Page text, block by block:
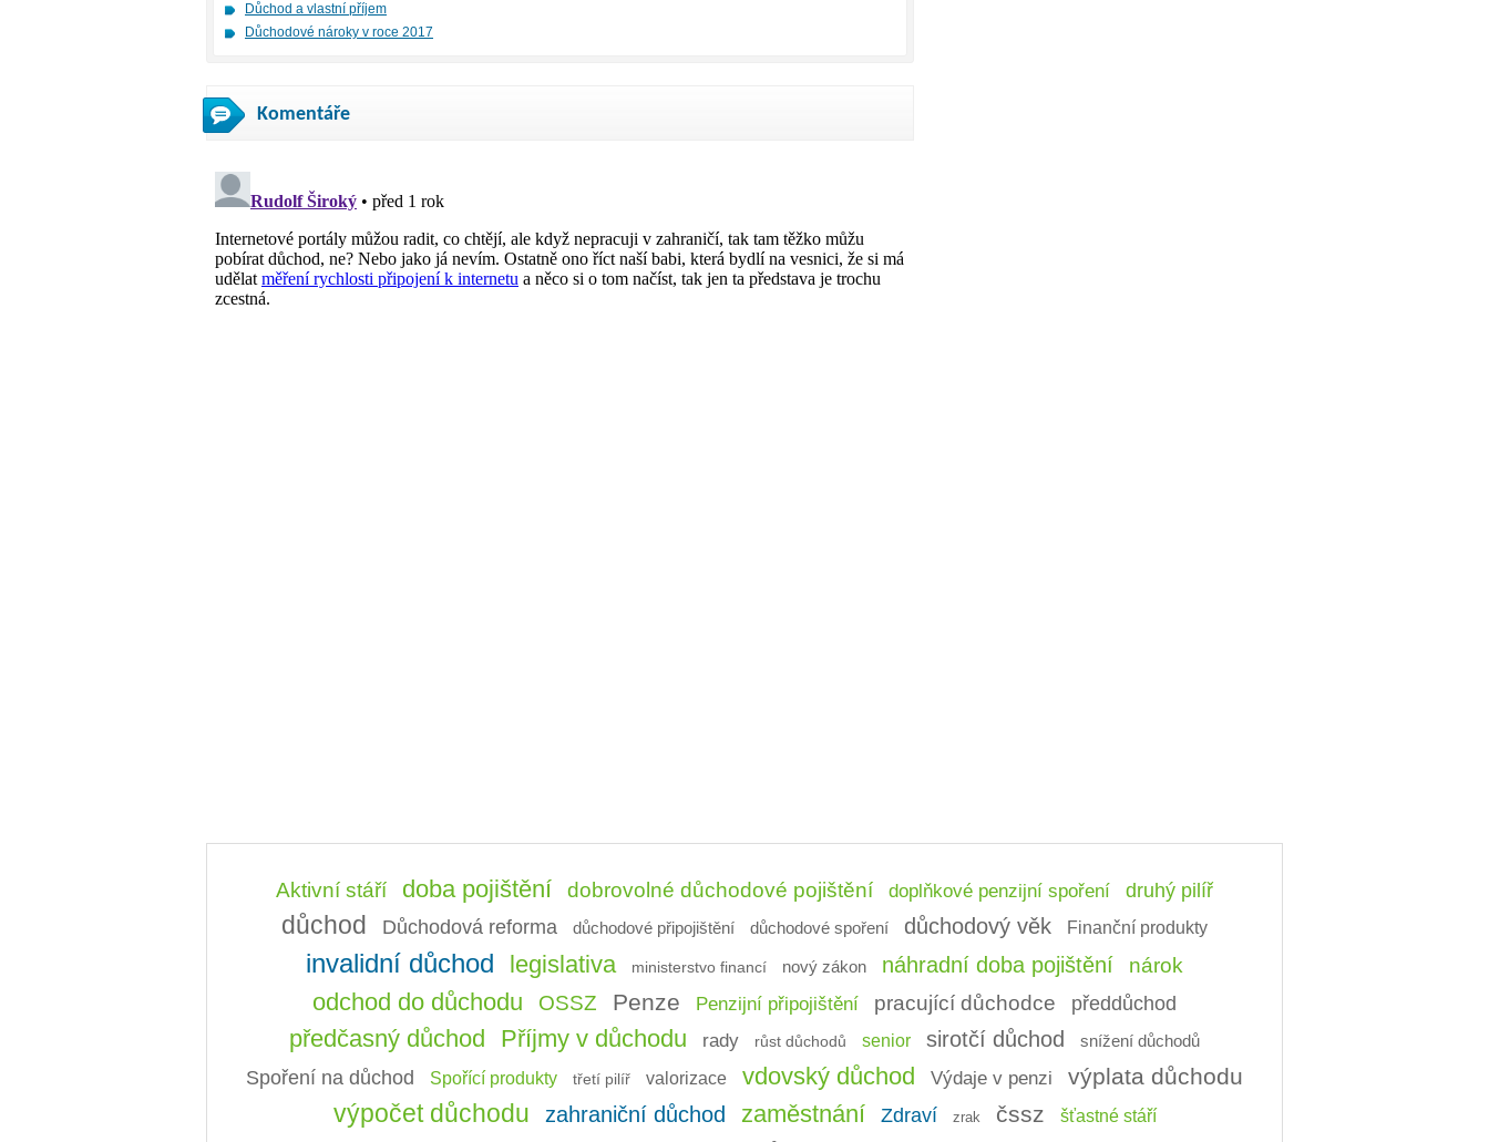
Důchod a vlastní příjem
Důchodové nároky v roce 2017
Komentáře
Aktivní stáří doba pojištění dobrovolné důchodové pojištění doplňkové penzijní spoření druhý pilíř
důchod Důchodová reforma důchodové připojištění důchodové spoření důchodový věk Finanční produkty
invalidní důchod legislativa ministerstvo financí nový zákon náhradní doba pojištění nárok
odchod do důchodu OSSZ Penze Penzijní připojištění pracující důchodce předdůchod
předčasný důchod Příjmy v důchodu rady růst důchodů senior sirotčí důchod snížení důchodů
Spoření na důchod Spořící produkty třetí pilíř valorizace vdovský důchod Výdaje v penzi výplata důchodu
výpočet důchodu zahraniční důchod zaměstnání Zdraví zrak čssz šťastné stáří